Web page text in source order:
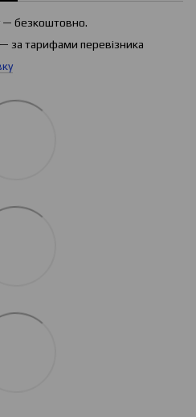
— безкоштовно.
за тарифами перевізника